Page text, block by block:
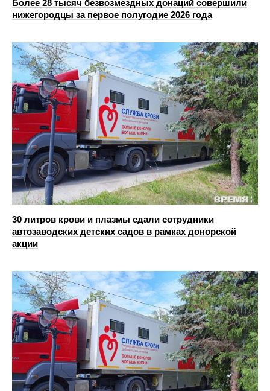
Более 28 тысяч безвозмездных донаций совершили
нижегородцы за первое полугодие 2026 года
30 литров крови и плазмы сдали сотрудники
автозаводских детских садов в рамках донорской
акции